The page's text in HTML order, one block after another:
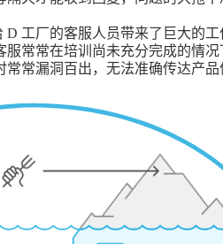
工厂的客服人员带来了巨大的
常常在培训尚未充分完成的情
常漏洞百出，无法准确传达产品